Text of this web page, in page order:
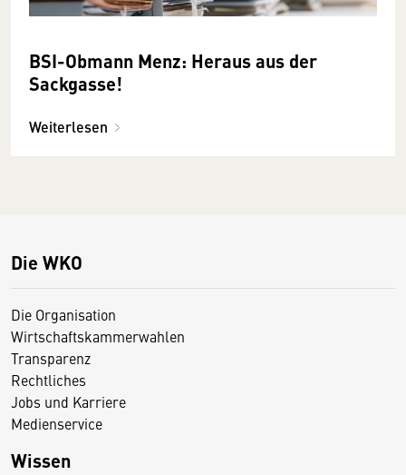
BSI-Obmann Menz: Heraus aus der
Sackgasse!
Weiterlesen
Die WKO
Die Organisation
Wirtschaftskammerwahlen
Transparenz
Rechtliches
Jobs und Karriere
Medienservice
Wissen